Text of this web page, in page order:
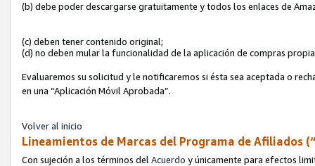
(b) debe poder descargarse gratuitamente y todos los enlaces de
(c) deben tener contenido original;
(d) no deben mular la funcionalidad de la aplicación de compras
Evaluaremos su solicitud y le notificaremos si ésta sea aceptada o
en una “Aplicación Móvil Aprobada”.
Volver al inicio
Lineamientos de Marcas del Programa de Afiliados
Con sujeción a los términos del Acuerdo y únicamente para efectos